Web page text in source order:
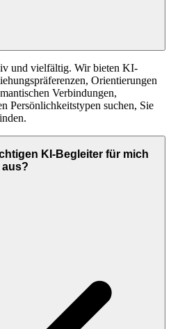
und vielfältig. Wir bieten KI-
Orientierungen
Verbindungen,
Persönlichkeitstypen suchen, Sie
KI-Begleiter für mich
aus?